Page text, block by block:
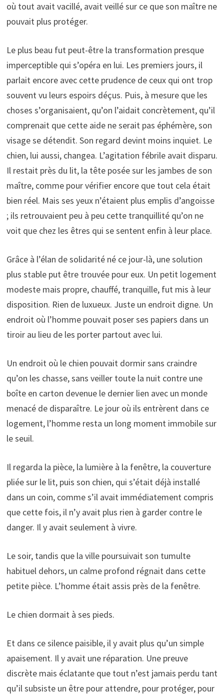
où tout avait vacillé, avait veillé sur ce que son maître ne
pouvait plus protéger.
Le plus beau fut peut-être la transformation presque
imperceptible qui s’opéra en lui. Les premiers jours, il
parlait encore avec cette prudence de ceux qui ont trop
souvent vu leurs espoirs déçus. Puis, à mesure que les
choses s’organisaient, qu’on l’aidait concrètement, qu’il
comprenait que cette aide ne serait pas éphémère, son
visage se détendit. Son regard devint moins inquiet. Le
chien, lui aussi, changea. L’agitation fébrile avait disparu.
Il restait près du lit, la tête posée sur les jambes de son
maître, comme pour vérifier encore que tout cela était
bien réel. Mais ses yeux n’étaient plus emplis d’angoisse
; ils retrouvaient peu à peu cette tranquillité qu’on ne
voit que chez les êtres qui se sentent enfin à leur place.
Grâce à l’élan de solidarité né ce jour-là, une solution
plus stable put être trouvée pour eux. Un petit logement
modeste mais propre, chauffé, tranquille, fut mis à leur
disposition. Rien de luxueux. Juste un endroit digne. Un
endroit où l’homme pouvait poser ses papiers dans un
tiroir au lieu de les porter partout avec lui.
Un endroit où le chien pouvait dormir sans craindre
qu’on les chasse, sans veiller toute la nuit contre une
boîte en carton devenue le dernier lien avec un monde
menacé de disparaître. Le jour où ils entrèrent dans ce
logement, l’homme resta un long moment immobile sur
le seuil.
Il regarda la pièce, la lumière à la fenêtre, la couverture
pliée sur le lit, puis son chien, qui s’était déjà installé
dans un coin, comme s’il avait immédiatement compris
que cette fois, il n’y avait plus rien à garder contre le
danger. Il y avait seulement à vivre.
Le soir, tandis que la ville poursuivait son tumulte
habituel dehors, un calme profond régnait dans cette
petite pièce. L’homme était assis près de la fenêtre.
Le chien dormait à ses pieds.
Et dans ce silence paisible, il y avait plus qu’un simple
apaisement. Il y avait une réparation. Une preuve
discrète mais éclatante que tout n’est jamais perdu tant
qu’il subsiste un être pour attendre, pour protéger, pour